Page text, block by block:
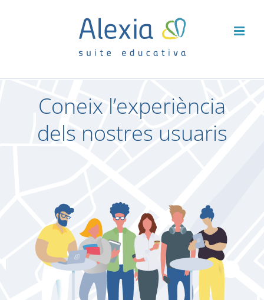
Coneix l’experiència
dels nostres usuaris